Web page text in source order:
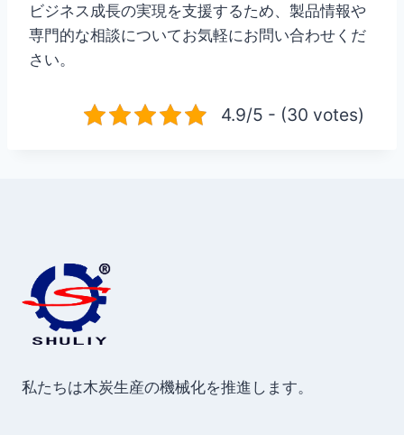
ビジネス成長の実現を支援するため、製品情報や
専門的な相談についてお気軽にお問い合わせくだ
さい。
4.9/5 - (30 votes)
私たちは木炭生産の機械化を推進します。